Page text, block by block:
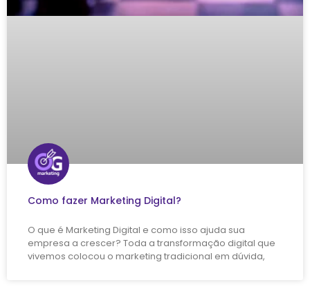
Como fazer Marketing Digital?
O que é Marketing Digital e como isso ajuda sua
empresa a crescer? Toda a transformação digital que
vivemos colocou o marketing tradicional em dúvida,